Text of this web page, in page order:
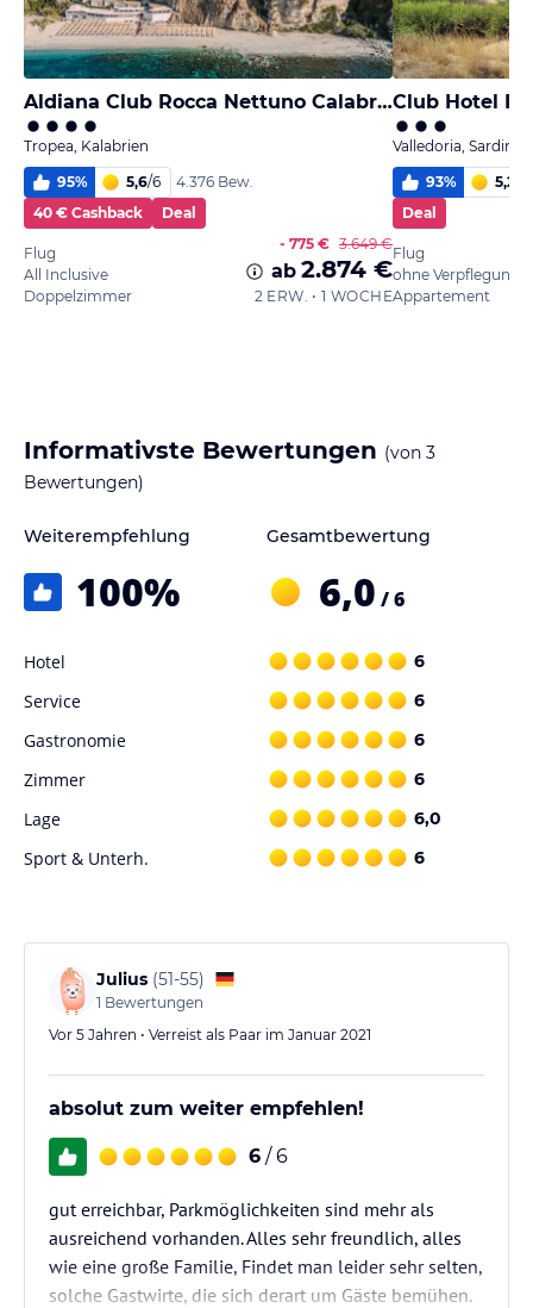
Aldiana Club Rocca Nettuno Calabria
Tropea, Kalabrien
95% 5,6/6
4.376 Bew.
40 € Cashback
Deal
Flug
All Inclusive
Doppelzimmer
- 775 € 3.649 €
ab 2.874 €
2 ERW. • 1 WOCHE
Club Hotel
Valledoria,
93% 5,2
Deal
Flug
ohne Verpflegung
Appartement
Informativste Bewertungen (von 3
Bewertungen)
Weiterempfehlung
100%
Gesamtbewertung
6,0 / 6
Hotel 6
Service 6
Gastronomie 6
Zimmer 6
Lage 6,0
Sport & Unterh. 6
Julius (51-55)
1 Bewertungen
Vor 5 Jahren • Verreist als Paar im Januar 2021
absolut zum weiter empfehlen!
6 / 6
gut erreichbar, Parkmöglichkeiten sind mehr als
ausreichend vorhanden. Alles sehr freundlich, alles
wie eine große Familie, Findet man leider sehr selten,
solche Gastwirte, die sich derart um Gäste bemühen.